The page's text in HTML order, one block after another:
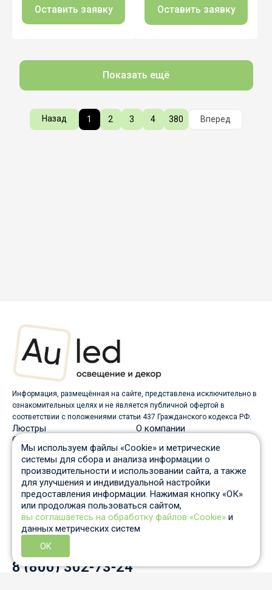
Оставить заявку Оставить заявку
Показать ещё
Назад 1 2 3 4 380 Вперед
Информация, размещённая на сайте, представлена исключительно в
ознакомительных целях и не является публичной офертой в
соответствии с положениями статьи 437 Гражданского кодекса РФ.
Люстры
О компании
Светильники
Бра
Оплата
Торшеры
Скидки
Споты
Вопрос-ответ
Настольные лампы
Гарантия и возврат
Уличные светильники
Статьи
Трековые системы
Отзывы
Пн-Пт: c 10 до 19 по Москве
Отдел продаж
8 931 210-53-05
Контактный телефон
8 (800) 302-73-24
Мы используем файлы «Cookie» и метрические
системы для сбора и анализа информации о
производительности и использовании сайта, а также
для улучшения и индивидуальной настройки
предоставления информации. Нажимая кнопку «ОК»
или продолжая пользоваться сайтом,
вы соглашаетесь на обработку файлов «Cookie» и
данных метрических систем
ОК